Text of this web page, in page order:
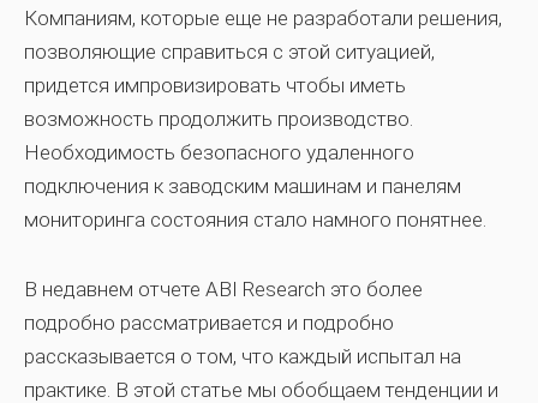
Компаниям, которые еще не разработали решения,
позволяющие справиться с этой ситуацией,
придется импровизировать чтобы иметь
возможность продолжить производство.
Необходимость безопасного удаленного
подключения к заводским машинам и панелям
мониторинга состояния стало намного понятнее.
В недавнем отчете ABI Research это более
подробно рассматривается и подробно
рассказывается о том, что каждый испытал на
практике. В этой статье мы обобщаемтенденции и